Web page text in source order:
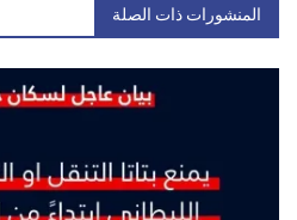
المنشورات ذات الصلة